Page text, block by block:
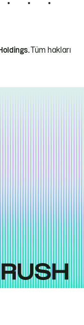
Tüm hakları